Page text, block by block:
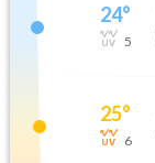
24°
5
25°
6